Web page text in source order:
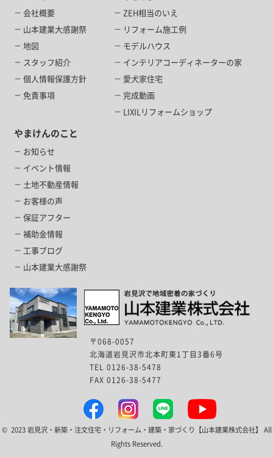
会社概要
山本建業大感謝祭
地図
スタッフ紹介
個人情報保護方針
免責事項
ZEH相当のいえ
リフォーム施工例
モデルハウス
インテリアコーディネーターの家
愛犬家住宅
完成動画
LIXILリフォームショップ
やまけんのこと
お知らせ
イベント情報
土地不動産情報
お客様の声
保証アフター
補助金情報
工事ブログ
山本建業大感謝祭
〒068-0057
北海道岩見沢市北本町東1丁目3番6号
TEL 0126-38-5478
FAX 0126-38-5477
© 2023 岩見沢・新築・注文住宅・リフォーム・建築・家づくり【山本建業株式会社】 All
Rights Reserved.